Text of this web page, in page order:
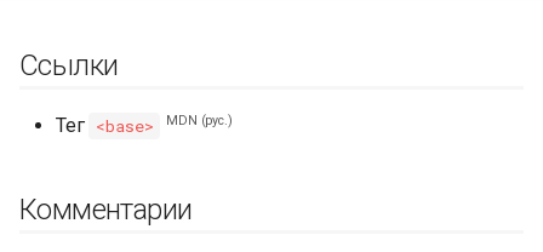
Ссылки
Тег <base> MDN (рус.)
Комментарии